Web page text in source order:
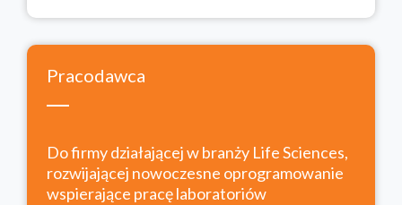
Pracodawca
Do firmy działającej w branży Life Sciences,
rozwijającej nowoczesne oprogramowanie
wspierające pracę laboratoriów